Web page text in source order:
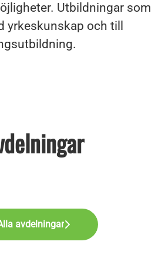
Utbildningar som
yrkeskunskap och till
djurhälsa
avdelningar